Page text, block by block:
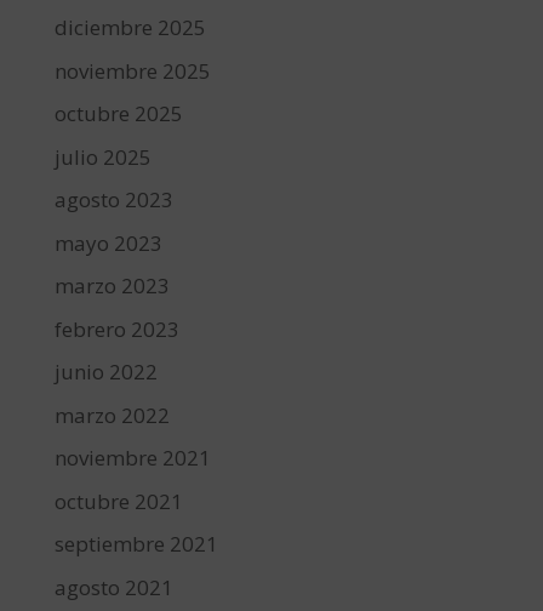
diciembre 2025
noviembre 2025
octubre 2025
julio 2025
agosto 2023
mayo 2023
marzo 2023
febrero 2023
junio 2022
marzo 2022
noviembre 2021
octubre 2021
septiembre 2021
agosto 2021